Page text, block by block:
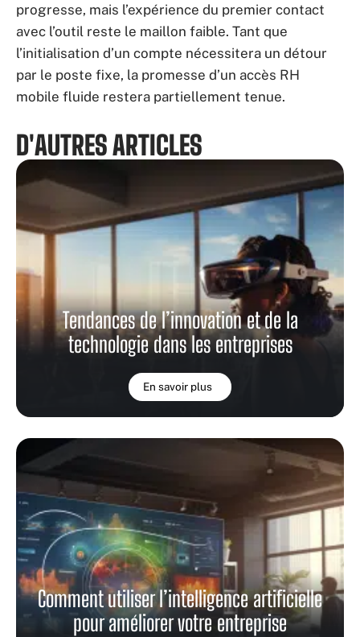
progresse, mais l’expérience du premier contact
avec l’outil reste le maillon faible. Tant que
l’initialisation d’un compte nécessitera un détour
par le poste fixe, la promesse d’un accès RH
mobile fluide restera partiellement tenue.
D'AUTRES ARTICLES
Tendances de l’innovation et de la
technologie dans les entreprises
En savoir plus
Comment utiliser l’intelligence artificielle
pour améliorer votre entreprise